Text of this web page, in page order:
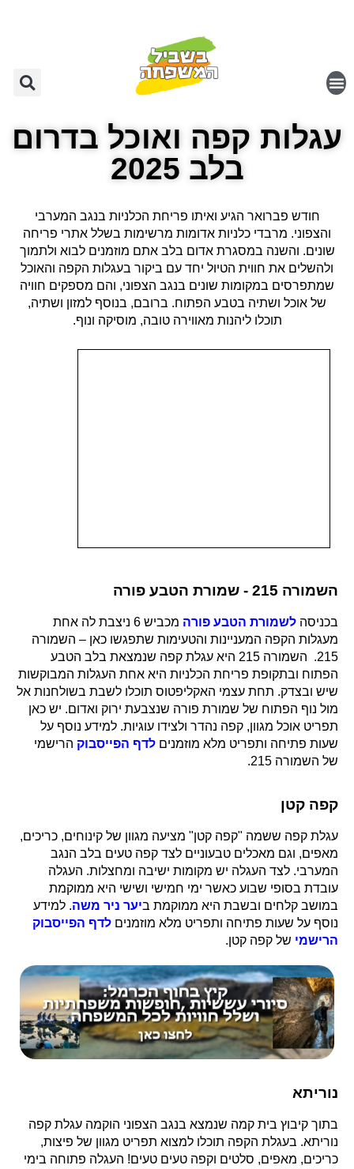
עגלות קפה ואוכל בדרום
בלב 2025
חודש פברואר הגיע ואיתו פריחת הכלניות בנגב המערבי
והצפוני. מרבדי כלניות אדומות מרשימות בשלל אתרי פריחה
שונים. והשנה במסגרת אדום בלב אתם מוזמנים לבוא ולתמוך
ולהשלים את חווית הטיול יחד עם ביקור בעגלות הקפה והאוכל
שמתפרסים במקומות שונים בנגב הצפוני, והם מספקים חוויה
של אוכל ושתיה בטבע הפתוח. ברובם, בנוסף למזון ושתיה,
תוכלו ליהנות מאווירה טובה, מוסיקה ונוף.
השמורה 215 - שמורת הטבע פורה
בכניסה לשמורת הטבע פורה
מכביש 6 ניצבת לה אחת
מעגלות הקפה המעניינות והטעימות שתפגשו כאן – השמורה
215. השמורה 215 היא עגלת קפה שנמצאת בלב הטבע
הפתוח ובתקופת פריחת הכלניות היא אחת העגלות המבוקשות
שיש ובצדק. תחת עצמי האקליפטוס תוכלו לשבת בשולחנות אל
מול נוף הפתוח של שמורת פורה שנצבעת ירוק ואדום. יש כאן
תפריט אוכל מגוון, קפה נהדר ולצידו עוגיות. למידע נוסף על
שעות פתיחה ותפריט מלא מוזמנים לדף הפייסבוק הרישמי
של השמורה 215.
קפה קטן
עגלת קפה ששמה "קפה קטן" מציעה מגוון של קינוחים, כריכים,
מאפים, וגם מאכלים טבעוניים לצד קפה טעים בלב הנגב
המערבי. לצד העגלה יש מקומות ישיבה ומחצלות. העגלה
עובדת בסופי שבוע כאשר ימי חמישי ושישי היא ממוקמת
במושב קלחים ובשבת היא ממוקמת ביער ניר משה. למידע
נוסף על שעות פתיחה ותפריט מלא מוזמנים לדף הפייסבוק
הרישמי של קפה קטן.
נוריתא
בתוך קיבוץ בית קמה שנמצא בנגב הצפוני הוקמה עגלת קפה
נוריתא. בעגלת הקפה תוכלו למצוא תפריט מגוון של פיצות,
כריכים, מאפים, סלטים וקפה טעים טעים! העגלה פתוחה בימי